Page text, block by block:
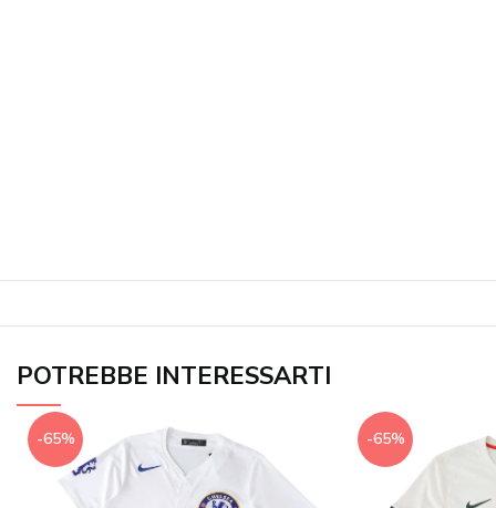
POTREBBE INTERESSARTI
-65% -65%